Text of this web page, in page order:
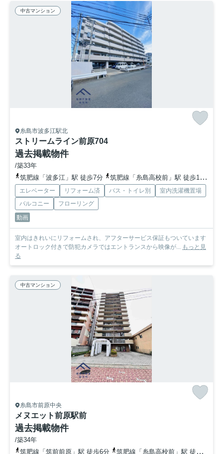
中古マンション
糸島市波多江駅北
ストリームライン前原704
過去掲載物件
/築33年
筑肥線「波多江」駅 徒歩7分
筑肥線「糸島高校前」駅 徒歩18分
エレベーター リフォーム済 バス・トイレ別
室内洗濯機置場
バルコニー
フローリング
動画
室内はきれいにリフォームされ、アフターサービス保証もついています
オートロック付きで防犯カメラではエントランスから映像が... もっと見
る
中古マンション
糸島市前原中央
メヌエット前原駅前
過去掲載物件
/築34年
筑肥線「筑前前原」駅 徒歩6分
筑肥線「糸島高校前」駅 徒歩20分